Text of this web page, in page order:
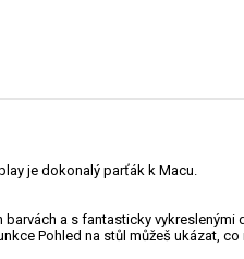
je dokonalý parťák k Macu.
barvách a s fantasticky vykreslenými
Pohled na stůl můžeš ukázat,